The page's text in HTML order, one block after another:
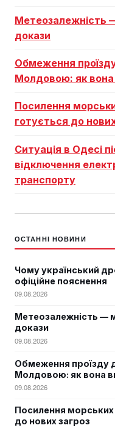
Метеозалежність
докази
Обмеження
Молдовою: як вона
Посилення
готується до
Ситуація в Одесі
відключення
транспорту
ОСТАННІ НОВИНИ
Чому український
офіційне пояснення
09.08.2026
Метеозалежність —
докази
09.08.2026
Обмеження проїзду
Молдовою: як вона
09.08.2026
Посилення морських
до нових загроз